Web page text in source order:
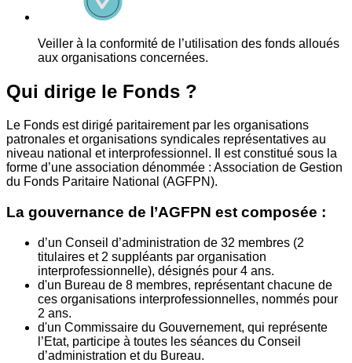
Veiller à la conformité de l’utilisation des fonds alloués
aux organisations concernées.
Qui dirige le Fonds ?
Le Fonds est dirigé paritairement par les organisations
patronales et organisations syndicales représentatives au
niveau national et interprofessionnel. Il est constitué sous la
forme d’une association dénommée : Association de Gestion
du Fonds Paritaire National (AGFPN).
La gouvernance de l’AGFPN est composée :
d’un Conseil d’administration de 32 membres (2
titulaires et 2 suppléants par organisation
interprofessionnelle), désignés pour 4 ans.
d'un Bureau de 8 membres, représentant chacune de
ces organisations interprofessionnelles, nommés pour
2 ans.
d'un Commissaire du Gouvernement, qui représente
l’Etat, participe à toutes les séances du Conseil
d’administration et du Bureau.